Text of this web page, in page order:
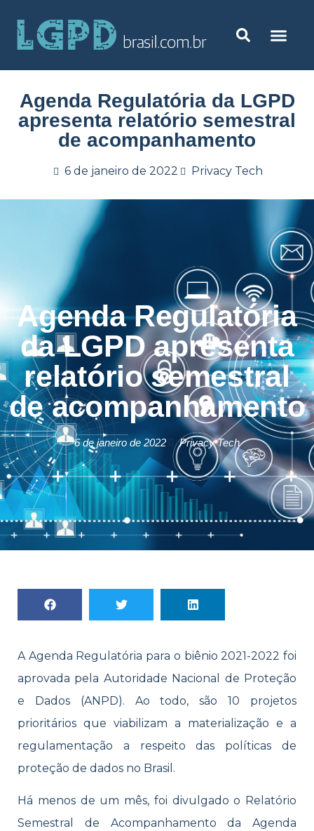
Agenda Regulatória da LGPD
apresenta relatório semestral
de acompanhamento
6 de janeiro de 2022 Privacy Tech
Agenda Regulatória
da LGPD apresenta
relatório semestral
de acompanhamento
6 de janeiro de 2022 Privacy Tech
A Agenda Regulatória para o biênio 2021-2022 foi
aprovada pela Autoridade Nacional de Proteção
e Dados (ANPD). Ao todo, são 10 projetos
prioritários que viabilizam a materialização e a
regulamentação a respeito das políticas de
proteção de dados no Brasil.
Há menos de um mês, foi divulgado o Relatório
Semestral de Acompanhamento da Agenda